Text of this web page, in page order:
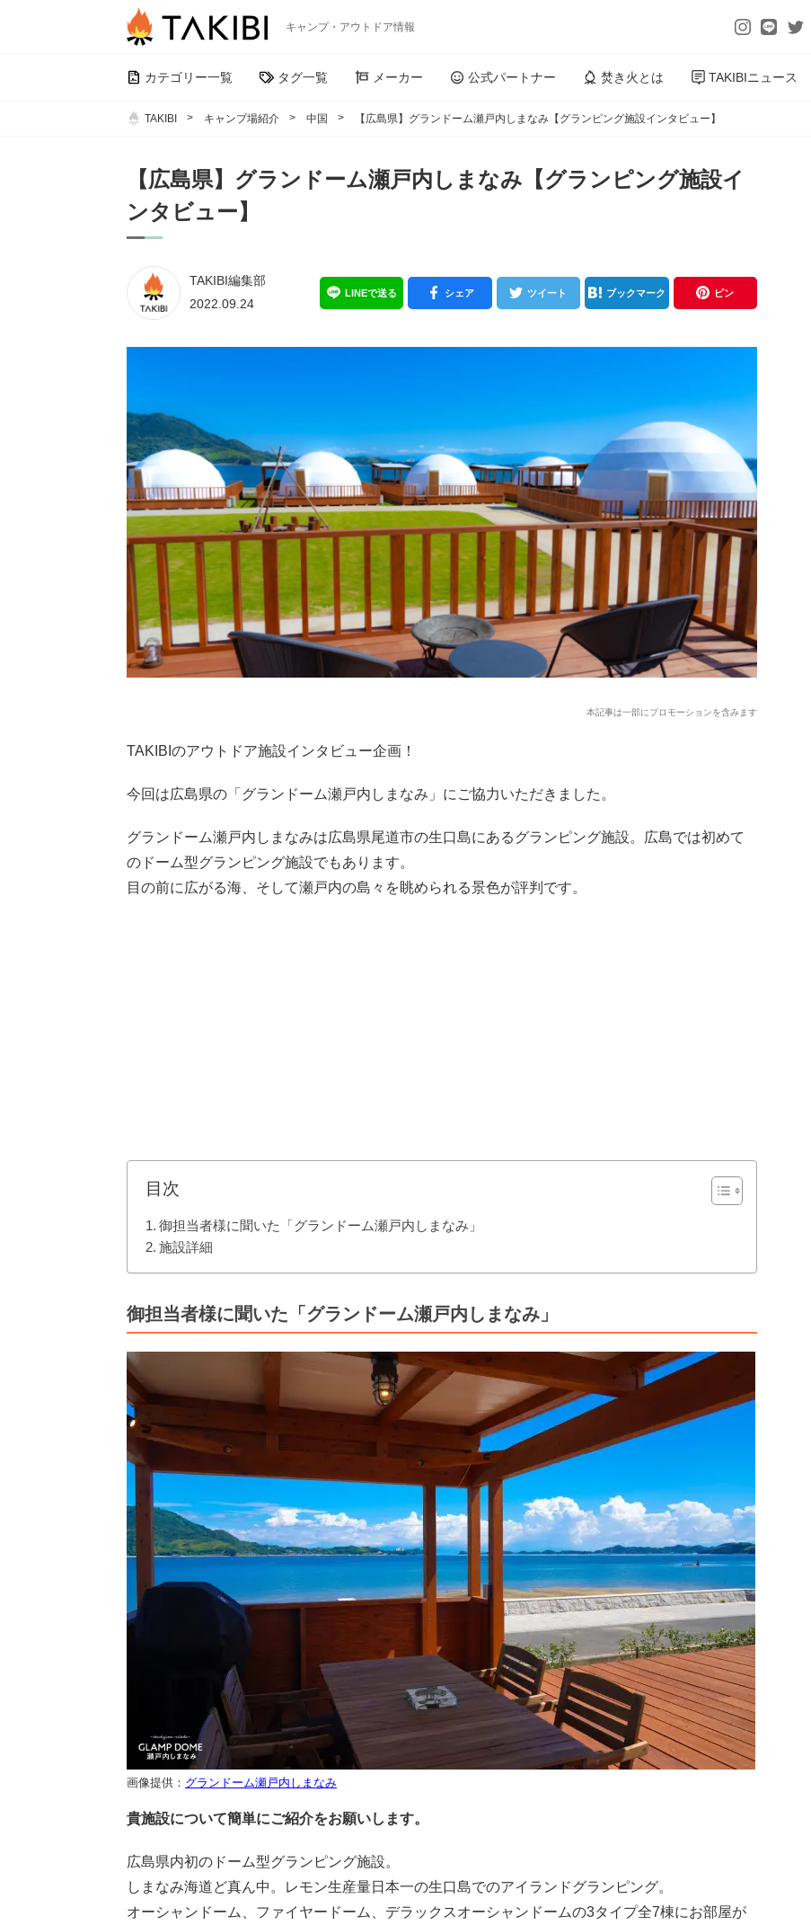
キャンプ・アウトドア情報
カテゴリー一覧 タグ一覧 メーカー 公式パートナー 焚き火とは TAKIBIニュース
TAKIBI キャンプ場紹介 中国 【広島県】グランドーム瀬戸内しまなみ【グランピング施設インタビュー】
【広島県】グランドーム瀬戸内しまなみ【グランピング施設イ
ンタビュー】
TAKIBI編集部
2022.09.24
LINEで送る シェア ツイート ブックマーク ピン
本記事は一部にプロモーションを含みます
TAKIBIのアウトドア施設インタビュー企画！
今回は広島県の「グランドーム瀬戸内しまなみ」にご協力いただきました。
グランドーム瀬戸内しまなみは広島県尾道市の生口島にあるグランピング施設。広島では初めて
のドーム型グランピング施設でもあります。
目の前に広がる海、そして瀬戸内の島々を眺められる景色が評判です。
目次
御担当者様に聞いた「グランドーム瀬戸内しまなみ」
施設詳細
御担当者様に聞いた「グランドーム瀬戸内しまなみ」
画像提供： グランドーム瀬戸内しまなみ
貴施設について簡単にご紹介をお願いします。
広島県内初のドーム型グランピング施設。
しまなみ海道ど真ん中。レモン生産量日本一の生口島でのアイランドグランピング。
オーシャンドーム、ファイヤードーム、デラックスオーシャンドームの3タイプ全7棟にお部屋が